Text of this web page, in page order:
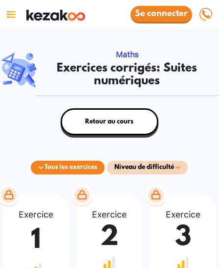
Se connecter
Maths
Exercices corrigés: Suites
numériques
Tous les exercices Niveau de difficulté
Retour au cours
Exercice
1
Exercice
2
Exercice
3